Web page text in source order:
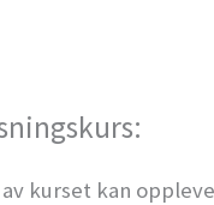
kurset kan